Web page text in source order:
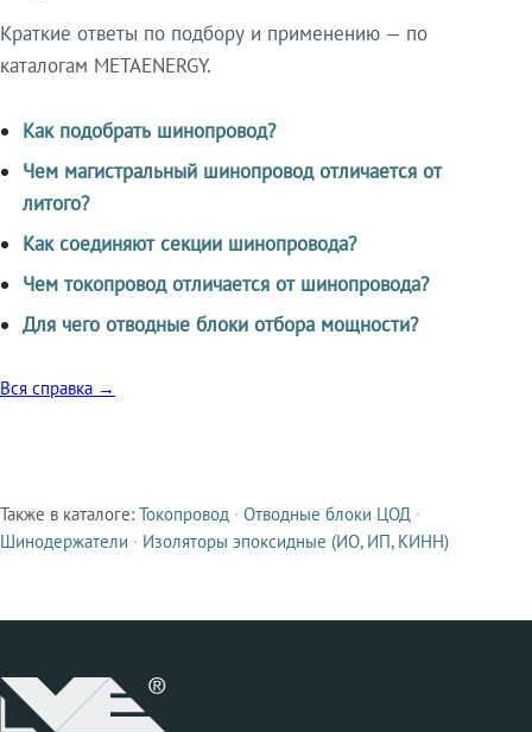
Краткие ответы по подбору и применению — по
каталогам METAENERGY.
Как подобрать шинопровод?
Чем магистральный шинопровод отличается от
литого?
Как соединяют секции шинопровода?
Чем токопровод отличается от шинопровода?
Для чего отводные блоки отбора мощности?
Вся справка →
Смежные продукты
Также в каталоге: Токопровод · Отводные блоки ЦОД ·
Шинодержатели · Изоляторы эпоксидные (ИО, ИП, КИНН)